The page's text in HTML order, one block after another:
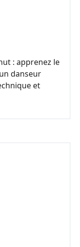
: apprenez le
danseur
et